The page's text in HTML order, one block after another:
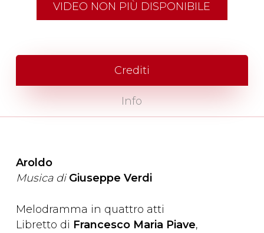
VIDEO NON PIÙ DISPONIBILE
Crediti
Info
Aroldo
Musica di Giuseppe Verdi
Melodramma in quattro atti
Libretto di Francesco Maria Piave,